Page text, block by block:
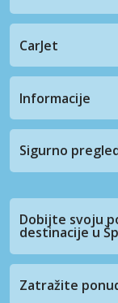
CarJet
Informacije
Sigurno
Dobijte svoju
destinacije u
Zatražite